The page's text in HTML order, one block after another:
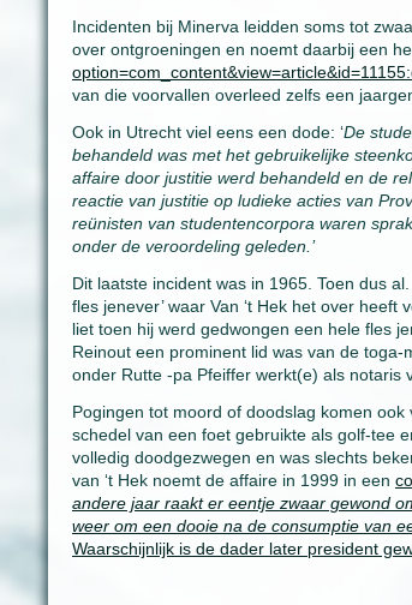
Incidenten bij Minerva leidden soms tot
over ontgroeningen en noemt daarbij een
van die voorvallen overleed zelfs een
Ook in Utrecht viel eens een dode: ‘De
behandeld was met het gebruikelijke
affaire door justitie werd behandeld en de
reactie van justitie op ludieke acties van
reünisten van studentencorpora waren
onder de veroordeling geleden.’
Dit laatste incident was in 1965. Toen dus
fles jenever’ waar Van ‘t Hek het over
liet toen hij werd gedwongen een hele fles
Reinout een prominent lid was van de
onder Rutte -pa Pfeiffer werkt(e) als notaris
Pogingen tot moord of doodslag komen ook
schedel van een foet gebruikte als golf-tee
volledig doodgezwegen en was slechts
van ‘t Hek noemt de affaire in 1999 in een
andere jaar raakt er eentje zwaar gewond
weer om een dooie na de consumptie van
Waarschijnlijk is de dader later president